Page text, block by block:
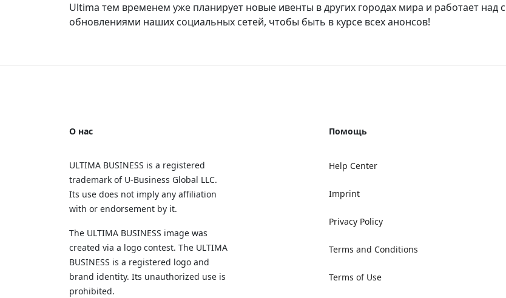
Ultima тем временем уже планирует новые ивенты в других городах мира и работает над
обновлениями наших социальных сетей, чтобы быть в курсе всех анонсов!
О нас
ULTIMA BUSINESS is a registered
trademark of U‑Business Global LLC.
Its use does not imply any affiliation
with or endorsement by it.
The ULTIMA BUSINESS image was
created via a logo contest. The ULTIMA
BUSINESS is a registered logo and
brand identity. Its unauthorized use is
prohibited.
Помощь
Help Center
Imprint
Privacy Policy
Terms and Conditions
Terms of Use